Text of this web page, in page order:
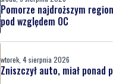
wtorek, 4 sierpnia 2026
Zniszczył auto, miał ponad
wtorek, 4 sierpnia 2026
Ruszyły zgłoszenia do